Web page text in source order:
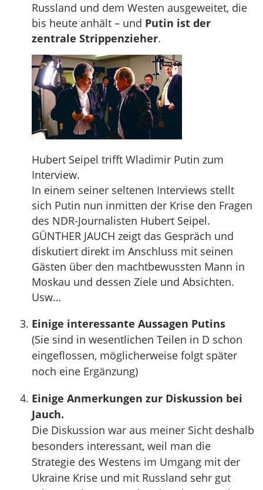
Russland und dem Westen ausgeweitet, die
bis heute anhält – und Putin ist der
zentrale Strippenzieher.
Hubert Seipel trifft Wladimir Putin zum
Interview.
In einem seiner seltenen Interviews stellt
sich Putin nun inmitten der Krise den Fragen
des NDR-Journalisten Hubert Seipel.
GÜNTHER JAUCH zeigt das Gespräch und
diskutiert direkt im Anschluss mit seinen
Gästen über den machtbewussten Mann in
Moskau und dessen Ziele und Absichten.
Usw…
Einige interessante Aussagen Putins
(Sie sind in wesentlichen Teilen in D schon
eingeflossen, möglicherweise folgt später
noch eine Ergänzung)
Einige Anmerkungen zur Diskussion bei
Jauch.
Die Diskussion war aus meiner Sicht deshalb
besonders interessant, weil man die
Strategie des Westens im Umgang mit der
Ukraine Krise und mit Russland sehr gut